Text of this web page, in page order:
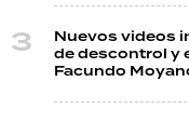
Nuevos videos
de descontrol y
Facundo